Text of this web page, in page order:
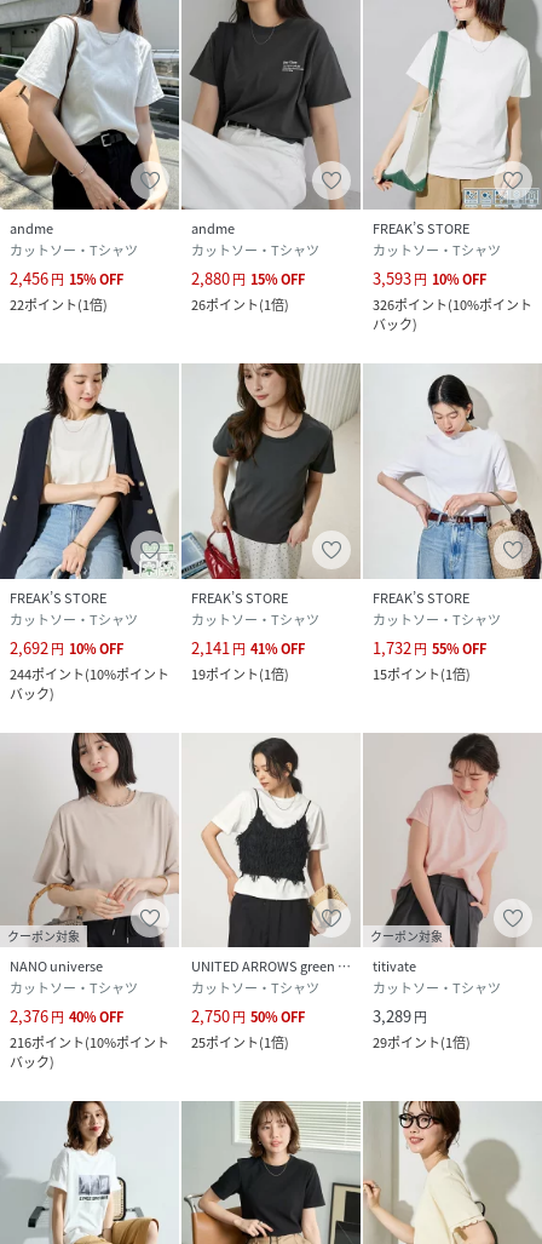
andme
カットソー・Tシャツ
2,456円 15%OFF
22ポイント(1倍)
andme
カットソー・Tシャツ
2,880円 15%OFF
26ポイント(1倍)
FREAK’S STORE
カットソー・Tシャツ
3,593円 10%OFF
326ポイント(10%ポイント
バック)
FREAK’S STORE
カットソー・Tシャツ
2,692 円 10%OFF
244ポイント(10%ポイント
バック)
FREAK’S STORE
カットソー・Tシャツ
2,141 円 41%OFF
19ポイント(1倍)
FREAK’S STORE
カットソー・Tシャツ
1,732 円 55%OFF
15ポイント(1倍)
クーポン対象
NANO universe
カットソー・Tシャツ
2,376円 40%OFF
216ポイント(10%ポイント
バック)
UNITED ARROWS green label relaxing
カットソー・Tシャツ
2,750円 50%OFF
25ポイント(1倍)
クーポン対象
titivate
カットソー・Tシャツ
3,289円
29ポイント(1倍)